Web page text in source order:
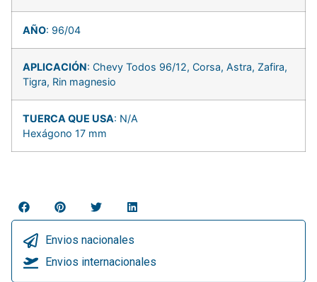
AÑO: 96/04
APLICACIÓN: Chevy Todos 96/12, Corsa, Astra, Zafira,
Tigra, Rin magnesio
TUERCA QUE USA: N/A
Hexágono 17 mm
Envios nacionales
Envios internacionales